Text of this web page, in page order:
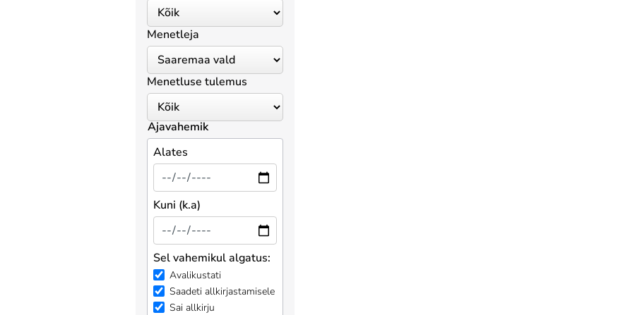
Menetleja
Menetluse tulemus
Ajavahemik
Alates
Kuni (k.a)
Sel vahemikul algatus:
Avalikustati
Saadeti allkirjastamisele
Sai allkirju